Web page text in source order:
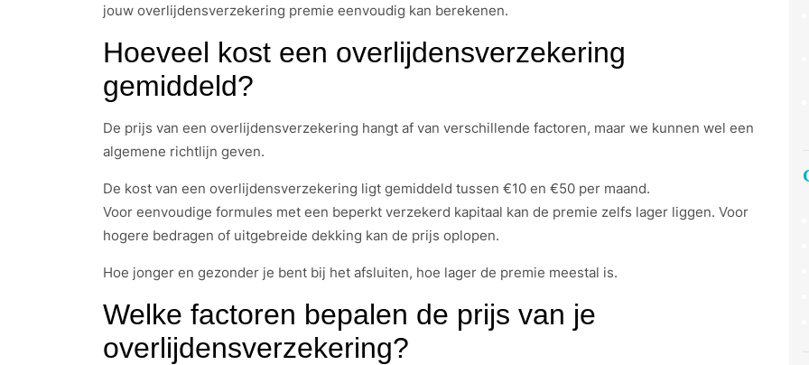
jouw overlijdensverzekering premie eenvoudig kan berekenen.
Hoeveel kost een overlijdensverzekering
gemiddeld?
De prijs van een overlijdensverzekering hangt af van verschillende factoren, maar we kunnen wel een
algemene richtlijn geven.
De kost van een overlijdensverzekering ligt gemiddeld tussen €10 en €50 per maand.
Voor eenvoudige formules met een beperkt verzekerd kapitaal kan de premie zelfs lager liggen. Voor
hogere bedragen of uitgebreide dekking kan de prijs oplopen.
Hoe jonger en gezonder je bent bij het afsluiten, hoe lager de premie meestal is.
Welke factoren bepalen de prijs van je
overlijdensverzekering?